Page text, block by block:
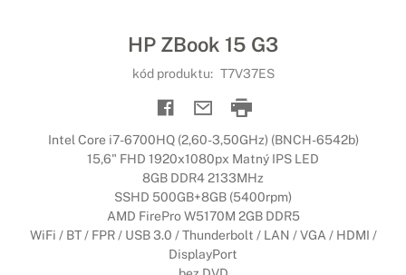
HP ZBook 15 G3
kód produktu: T7V37ES
Intel Core i7-6700HQ (2,60-3,50GHz) (BNCH-6542b)
15,6" FHD 1920x1080px Matný IPS LED
8GB DDR4 2133MHz
SSHD 500GB+8GB (5400rpm)
AMD FirePro W5170M 2GB DDR5
WiFi / BT / FPR / USB 3.0 / Thunderbolt / LAN / VGA / HDMI /
DisplayPort